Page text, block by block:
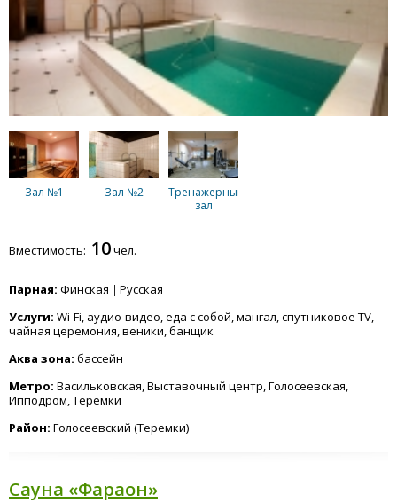
Зал №1 Зал №2
Тренажерный
зал
Вместимость: 10чел.
Парная: Финская
Русская
Услуги: Wi-Fi, аудио-видео, еда с собой, мангал, спутниковое TV,
чайная церемония, веники, банщик
Аква зона: бассейн
Метро: Васильковская, Выставочный центр, Голосеевская,
Ипподром, Теремки
Район: Голосеевский (Теремки)
Сауна «Фараон»